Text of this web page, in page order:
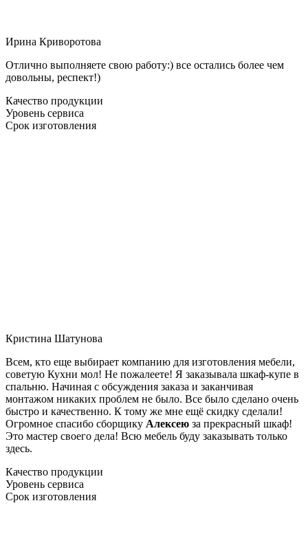
Ирина Криворотова
Отлично выполняете свою работу:) все остались более чем
довольны, респект!)
Качество продукции
Уровень сервиса
Срок изготовления
Кристина Шатунова
Всем, кто еще выбирает компанию для изготовления мебели,
советую Кухни мол! Не пожалеете! Я заказывала шкаф-купе в
спальню. Начиная с обсуждения заказа и заканчивая
монтажом никаких проблем не было. Все было сделано очень
быстро и качественно. К тому же мне ещё скидку сделали!
Огромное спасибо сборщику Алексею за прекрасный шкаф!
Это мастер своего дела! Всю мебель буду заказывать только
здесь.
Качество продукции
Уровень сервиса
Срок изготовления